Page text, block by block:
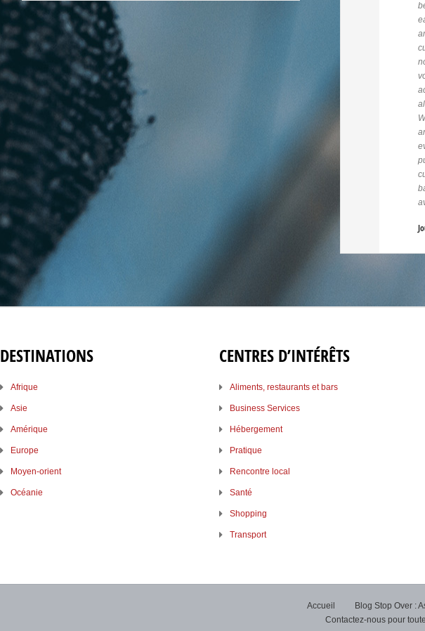
DESTINATIONS
Afrique
Asie
Amérique
Europe
Moyen-orient
Océanie
CENTRES D’INTÉRÊTS
Aliments, restaurants et bars
Business Services
Hébergement
Pratique
Rencontre local
Santé
Shopping
Transport
Accueil Blog Stop Over :
Contactez-nous pour